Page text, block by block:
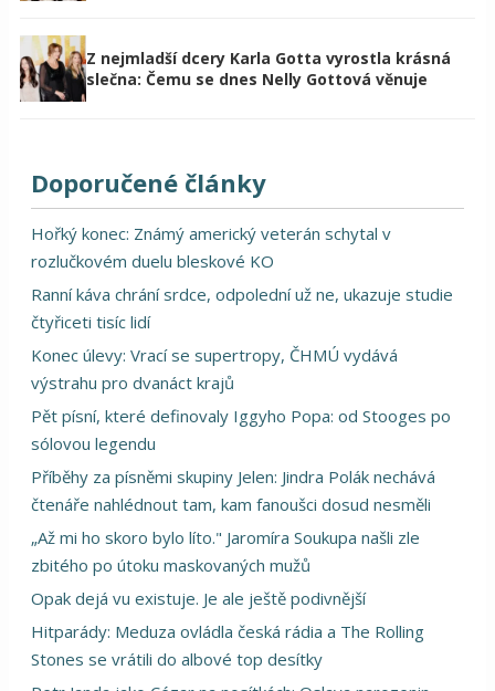
Z nejmladší dcery Karla Gotta vyrostla krásná
slečna: Čemu se dnes Nelly Gottová věnuje
Doporučené články
Hořký konec: Známý americký veterán schytal v
rozlučkovém duelu bleskové KO
Ranní káva chrání srdce, odpolední už ne, ukazuje studie
čtyřiceti tisíc lidí
Konec úlevy: Vrací se supertropy, ČHMÚ vydává
výstrahu pro dvanáct krajů
Pět písní, které definovaly Iggyho Popa: od Stooges po
sólovou legendu
Příběhy za písněmi skupiny Jelen: Jindra Polák nechává
čtenáře nahlédnout tam, kam fanoušci dosud nesměli
„Až mi ho skoro bylo líto." Jaromíra Soukupa našli zle
zbitého po útoku maskovaných mužů
Opak dejá vu existuje. Je ale ještě podivnější
Hitparády: Meduza ovládla česká rádia a The Rolling
Stones se vrátili do albové top desítky